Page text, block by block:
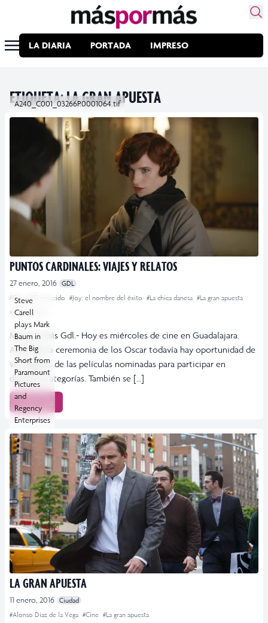
LA DIARIA PORTADA IMPRESO
ETIQUETA:LA GRAN APUESTA
A240_C001_03266P.0001064.tif
PUNTOS CARDINALES: VIAJES Y RELATOS
27 enero, 2016 GDL
#Cine #El renacido #Joy: el nombre del éxito #La chica danesa #La gran apuesta
#saint laurent
Más por más Gdl.- Hoy es miércoles de cine en Guadalajara.
Antes de la ceremonia de los Oscar todavía hay oportunidad de
ver algunas de las películas nominadas para participar en
distintas categorías. También se […]
Leer más
Steve
Carell
plays Mark
Baum in
The Big
Short from
Paramount
Pictures
and
Regency
Enterprises
LA GRAN APUESTA
11 enero, 2016 Ciudad
#Alonso Díaz de la Vega #Cine #La gran apuesta